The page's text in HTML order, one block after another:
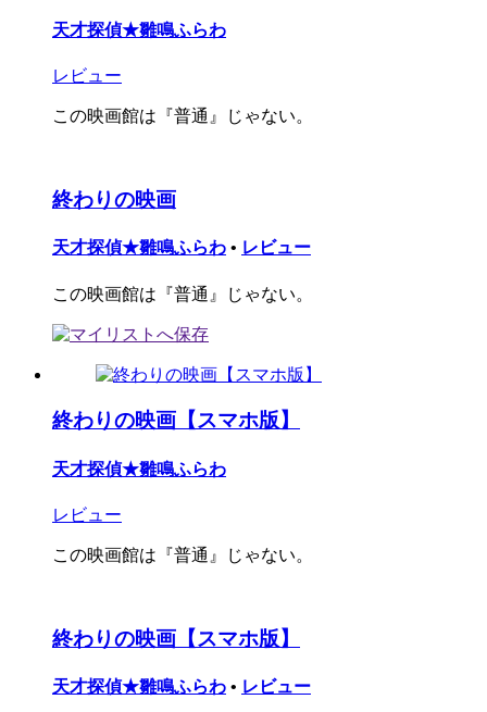
天才探偵★雛鳴ふらわ
レビュー
この映画館は『普通』じゃない。
終わりの映画
天才探偵★雛鳴ふらわ • レビュー
この映画館は『普通』じゃない。
終わりの映画【スマホ版】
天才探偵★雛鳴ふらわ
レビュー
この映画館は『普通』じゃない。
終わりの映画【スマホ版】
天才探偵★雛鳴ふらわ • レビュー